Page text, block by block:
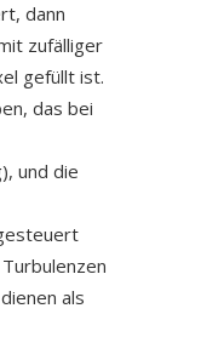
dann
zufälliger
gefüllt ist.
das bei
und die
als